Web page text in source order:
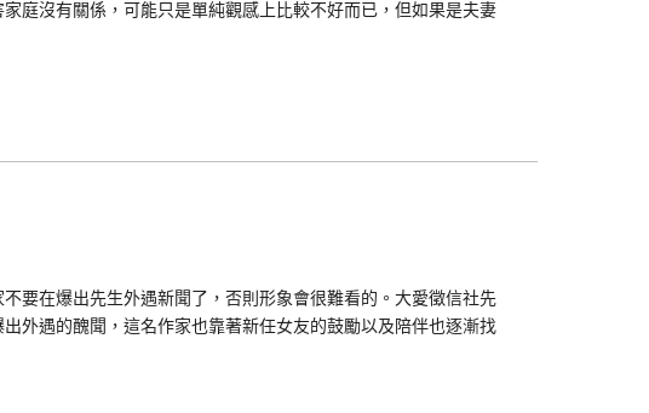
庭沒有關係，可能只是單純觀感上比較不好而已，但如果是夫妻
要在爆出先生外遇新聞了，否則形象會很難看的。大愛徵信社先
外遇的醜聞，這名作家也靠著新任女友的鼓勵以及陪伴也逐漸找